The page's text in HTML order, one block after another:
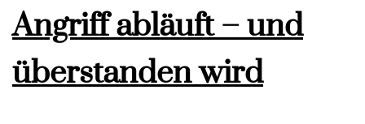
Angriff abläuft – und
überstanden wird